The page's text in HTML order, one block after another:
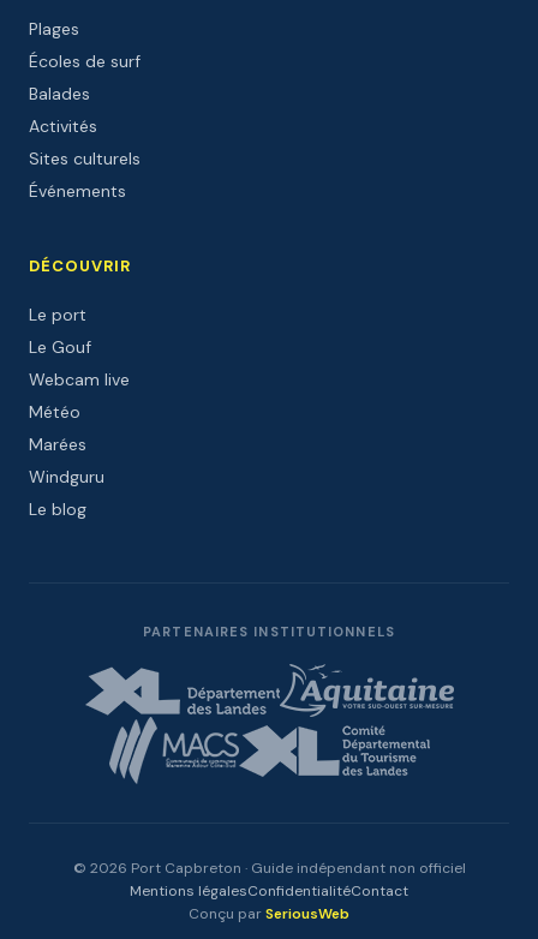
Plages
Écoles de surf
Balades
Activités
Sites culturels
Événements
DÉCOUVRIR
Le port
Le Gouf
Webcam live
Météo
Marées
Windguru
Le blog
PARTENAIRES INSTITUTIONNELS
© 2026 Port Capbreton · Guide indépendant non officiel
Mentions légalesConfidentialitéContact
Conçu parSeriousWeb